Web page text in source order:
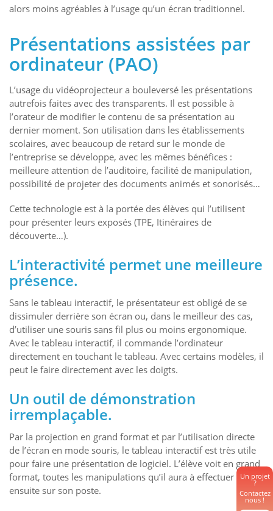
Un projet
?
Contactez
nous !
alors moins agréables à l’usage qu’un écran traditionnel.
Présentations assistées par
ordinateur (PAO)
L’usage du vidéoprojecteur a bouleversé les présentations
autrefois faites avec des transparents. Il est possible à
l’orateur de modifier le contenu de sa présentation au
dernier moment. Son utilisation dans les établissements
scolaires, avec beaucoup de retard sur le monde de
l’entreprise se développe, avec les mêmes bénéfices :
meilleure attention de l’auditoire, facilité de manipulation,
possibilité de projeter des documents animés et sonorisés…
Cette technologie est à la portée des élèves qui l’utilisent
pour présenter leurs exposés (TPE, Itinéraires de
découverte…).
L’interactivité permet une meilleure
présence.
Sans le tableau interactif, le présentateur est obligé de se
dissimuler derrière son écran ou, dans le meilleur des cas,
d’utiliser une souris sans fil plus ou moins ergonomique.
Avec le tableau interactif, il commande l’ordinateur
directement en touchant le tableau. Avec certains modèles, il
peut le faire directement avec les doigts.
Un outil de démonstration
irremplaçable.
Par la projection en grand format et par l’utilisation directe
de l’écran en mode souris, le tableau interactif est très utile
pour faire une présentation de logiciel. L’élève voit en grand
format, toutes les manipulations qu’il aura à effectuer
ensuite sur son poste.